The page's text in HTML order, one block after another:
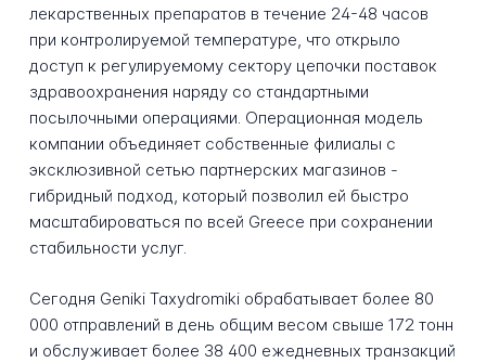
лекарственных препаратов в течение 24-48 часов
при контролируемой температуре, что открыло
доступ к регулируемому сектору цепочки поставок
здравоохранения наряду со стандартными
посылочными операциями. Операционная модель
компании объединяет собственные филиалы с
эксклюзивной сетью партнерских магазинов -
гибридный подход, который позволил ей быстро
масштабироваться по всей Greece при сохранении
стабильности услуг.
Сегодня Geniki Taxydromiki обрабатывает более 80
000 отправлений в день общим весом свыше 172 тонн
и обслуживает более 38 400 ежедневных транзакций